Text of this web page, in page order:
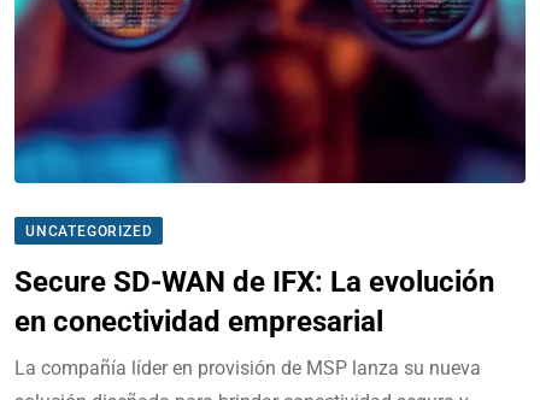
UNCATEGORIZED
Secure SD-WAN de IFX: La evolución
en conectividad empresarial
La compañía líder en provisión de MSP lanza su nueva